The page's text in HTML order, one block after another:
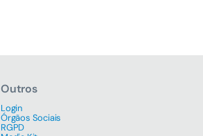
Outros
Login
Órgãos Sociais
RGPD